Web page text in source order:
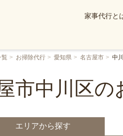
家事代行と
覧 お掃除代行 愛知県 名古屋市 中
市中川区
エリアから探す